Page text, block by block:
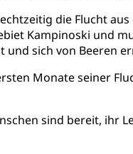
die Flucht
Kampinoski und
und sich von Beeren
Monate seiner
sind bereit, ihr